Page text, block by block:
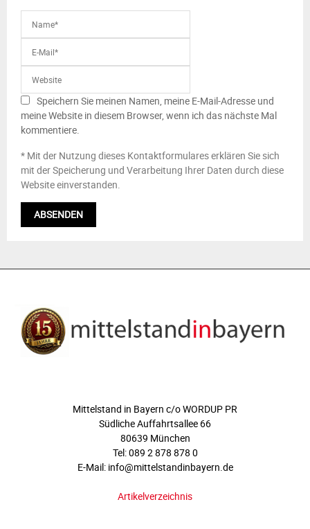
Speichern Sie meinen Namen, meine E-Mail-Adresse und
meine Website in diesem Browser, wenn ich das nächste Mal
kommentiere.
* Mit der Nutzung dieses Kontaktformulares erklären Sie sich
mit der Speicherung und Verarbeitung Ihrer Daten durch diese
Website einverstanden.
Mittelstand in Bayern c/o WORDUP PR
Südliche Auffahrtsallee 66
80639 München
Tel: 089 2 878 878 0
E-Mail: info@mittelstandinbayern.de
Artikelverzeichnis